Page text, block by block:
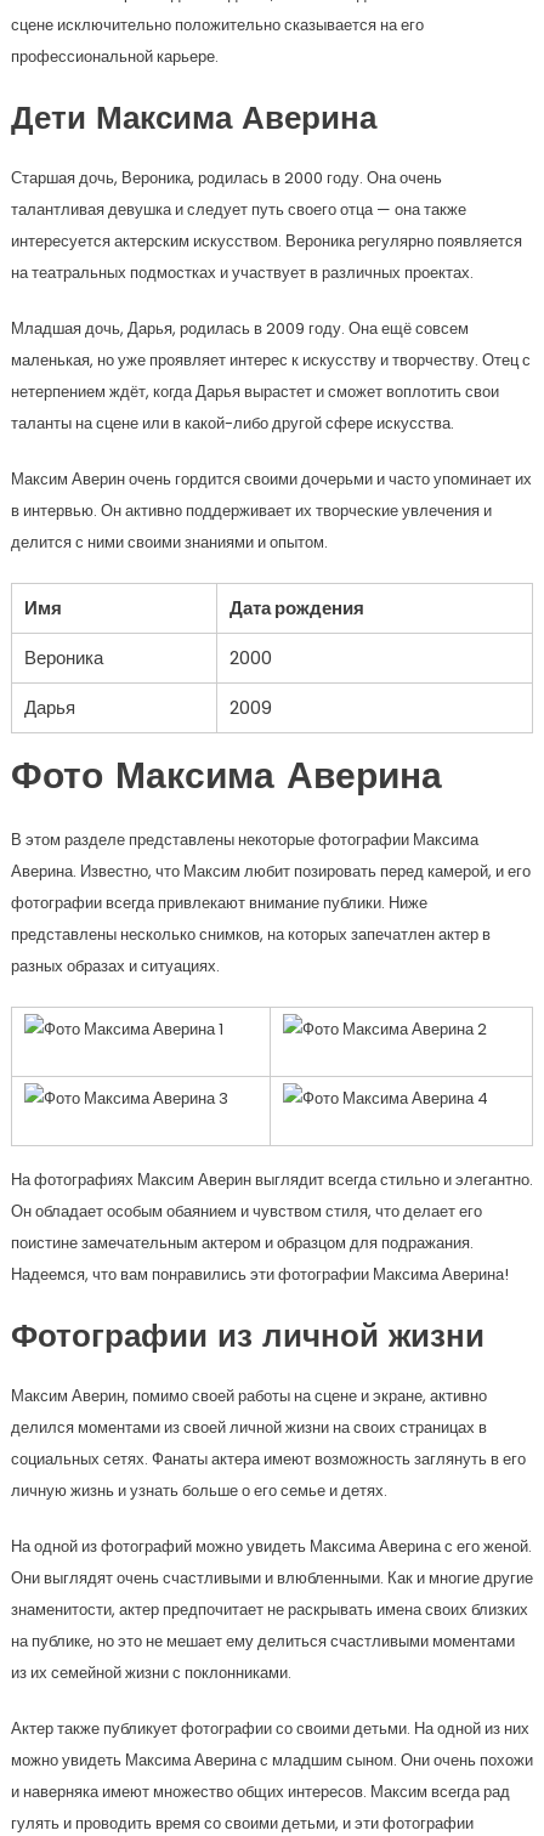
сцене исключительно положительно сказывается на его
профессиональной карьере.
Дети Максима Аверина
Старшая дочь, Вероника, родилась в 2000 году. Она очень
талантливая девушка и следует путь своего отца — она также
интересуется актерским искусством. Вероника регулярно появляется
на театральных подмостках и участвует в различных проектах.
Младшая дочь, Дарья, родилась в 2009 году. Она ещё совсем
маленькая, но уже проявляет интерес к искусству и творчеству. Отец с
нетерпением ждёт, когда Дарья вырастет и сможет воплотить свои
таланты на сцене или в какой-либо другой сфере искусства.
Максим Аверин очень гордится своими дочерьми и часто упоминает их
в интервью. Он активно поддерживает их творческие увлечения и
делится с ними своими знаниями и опытом.
Имя
Дата рождения
Вероника
2000
Дарья
2009
Фото Максима Аверина
В этом разделе представлены некоторые фотографии Максима
Аверина. Известно, что Максим любит позировать перед камерой, и его
фотографии всегда привлекают внимание публики. Ниже
представлены несколько снимков, на которых запечатлен актер в
разных образах и ситуациях.
На фотографиях Максим Аверин выглядит всегда стильно и элегантно.
Он обладает особым обаянием и чувством стиля, что делает его
поистине замечательным актером и образцом для подражания.
Надеемся, что вам понравились эти фотографии Максима Аверина!
Фотографии из личной жизни
Максим Аверин, помимо своей работы на сцене и экране, активно
делился моментами из своей личной жизни на своих страницах в
социальных сетях. Фанаты актера имеют возможность заглянуть в его
личную жизнь и узнать больше о его семье и детях.
На одной из фотографий можно увидеть Максима Аверина с его женой.
Они выглядят очень счастливыми и влюбленными. Как и многие другие
знаменитости, актер предпочитает не раскрывать имена своих близких
на публике, но это не мешает ему делиться счастливыми моментами
из их семейной жизни с поклонниками.
Актер также публикует фотографии со своими детьми. На одной из них
можно увидеть Максима Аверина с младшим сыном. Они очень похожи
и наверняка имеют множество общих интересов. Максим всегда рад
гулять и проводить время со своими детьми, и эти фотографии